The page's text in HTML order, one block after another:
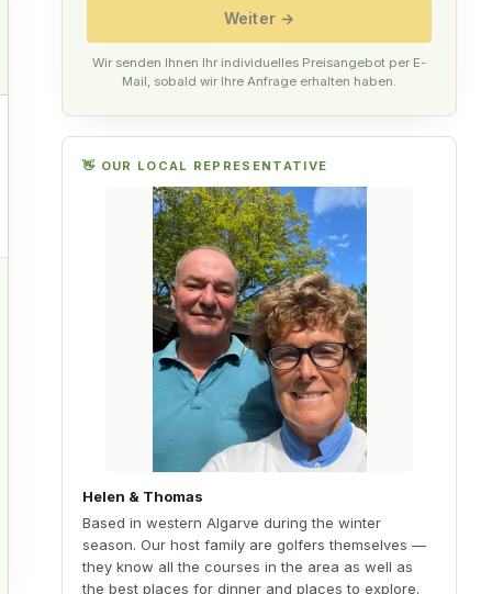
Weiter→
Wir senden Ihnen Ihr individuelles Preisangebot per E-
Mail, sobald wir Ihre Anfrage erhalten haben.
👋 OUR LOCAL REPRESENTATIVE
Helen & Thomas
Based in western Algarve during the winter
season. Our host family are golfers themselves —
they know all the courses in the area as well as
the best places for dinner and places to explore.